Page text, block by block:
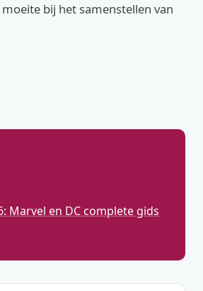
bij het samenstellen van
Marvel en DC complete gids